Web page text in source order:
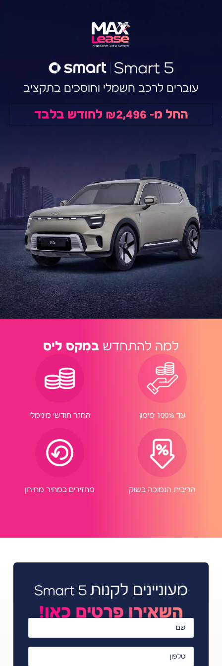
עוברים לרכב חשמלי וחוסכים בתקציב
החל מ- ₪2,496 לחודש בלבד
למה להתחדש במקס ליס
עד 100% מימון החזר חודשי מינימלי
הריבית הנמוכה בשוק מחזירים במחיר מחירון